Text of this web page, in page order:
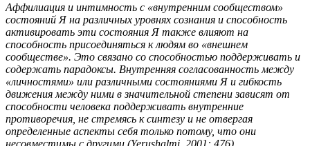
Аффилиация и интимность с «внутренним сообществом»
состояний Я на различных уровнях сознания и способность
активировать эти состояния Я также влияют на
способность присоединяться к людям во «внешнем
сообществе». Это связано со способностью поддерживать и
содержать парадоксы. Внутренняя согласованность между
«личностями» или различными состояниями Я и гибкость
движения между ними в значительной степени зависят от
способности человека поддерживать внутренние
противоречия, не стремясь к синтезу и не отвергая
определенные аспекты себя только потому, что они
несовместимы с другими (Yerushalmi, 2001: 476).